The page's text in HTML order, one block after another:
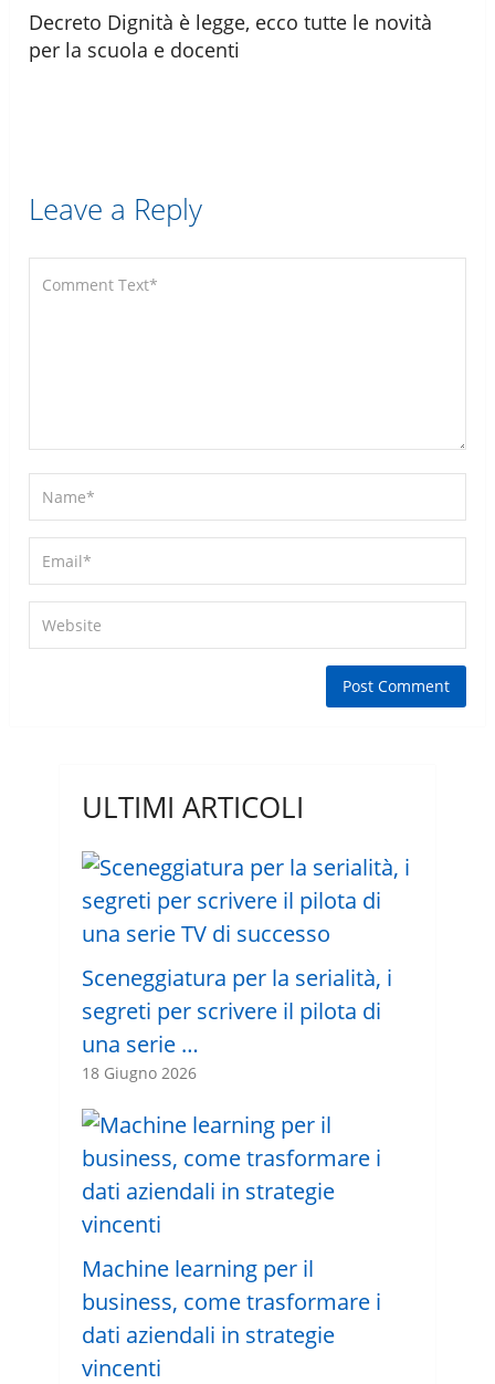
Decreto Dignità è legge, ecco tutte le novità
per la scuola e docenti
Leave a Reply
ULTIMI ARTICOLI
Sceneggiatura per la serialità, i
segreti per scrivere il pilota di
una serie …
18 Giugno 2026
Machine learning per il
business, come trasformare i
dati aziendali in strategie
vincenti